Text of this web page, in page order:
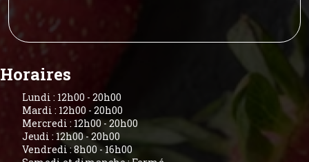
Horaires
Lundi : 12h00 - 20h00
Mardi : 12h00 - 20h00
Mercredi : 12h00 - 20h00
Jeudi : 12h00 - 20h00
Vendredi : 8h00 - 16h00